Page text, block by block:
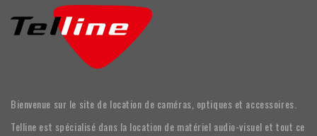
Bienvenue sur le site de location de caméras, optiques et accessoires.
Telline est spécialisé dans la location de matériel audio-visuel et tout ce